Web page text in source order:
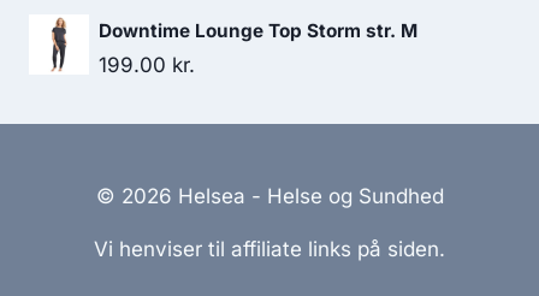
Downtime Lounge Top Storm str. M
199.00 kr.
© 2026 Helsea - Helse og Sundhed
Vi henviser til affiliate links på siden.